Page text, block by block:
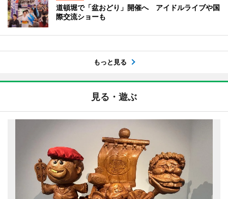
道頓堀で「盆おどり」開催へ アイドルライブや国
際交流ショーも
もっと見る
見る・遊ぶ